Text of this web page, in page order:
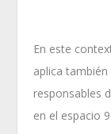
En este
aplica
responsables
en el espacio